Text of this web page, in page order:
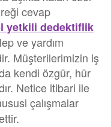
cevap
yetkili dedektiflik
ve yardım
Müşterilerimizin iş
kendi özgür, hür
Netice itibari ile
çalışmalar